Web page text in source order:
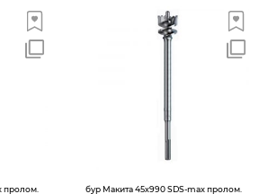
пролом. бур Макита 45х990 SDS-max пролом.